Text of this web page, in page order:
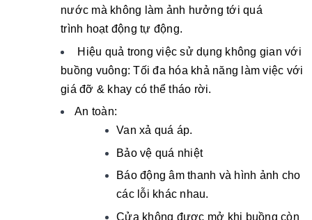
nước mà không làm ảnh hưởng tới quá
trình hoạt động tự động.
Hiệu quả trong việc sử dụng không gian với
buồng vuông: Tối đa hóa khả năng làm việc với
giá đỡ & khay có thể tháo rời.
An toàn:
Van xả quá áp.
Bảo vệ quá nhiệt
Báo động âm thanh và hình ảnh cho
các lỗi khác nhau.
Cửa không được mở khi buồng còn